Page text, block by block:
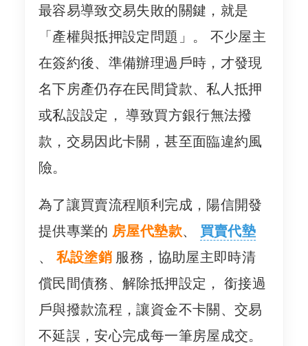
最容易導致交易失敗的關鍵，就是
「產權與抵押設定問題」。 不少屋主
在簽約後、準備辦理過戶時，才發現
名下房產仍存在民間貸款、私人抵押
或私設設定， 導致買方銀行無法撥
款，交易因此卡關，甚至面臨違約風
險。
為了讓買賣流程順利完成，陽信開發
提供專業的 房屋代墊款、 買賣代墊
、 私設塗銷 服務，協助屋主即時清
償民間債務、解除抵押設定， 銜接過
戶與撥款流程，讓資金不卡關、交易
不延誤，安心完成每一筆房屋成交。